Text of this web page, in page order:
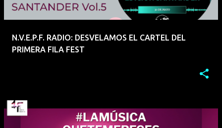
N.V.E.P.F. RADIO: DESVELAMOS EL CARTEL DEL
PRIMERA FILA FEST